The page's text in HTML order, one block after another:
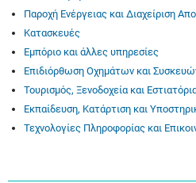
Παροχή Ενέργειας και Διαχείριση
Κατασκευές
Εμπόριο και άλλες υπηρεσίες
Επιδιόρθωση Οχημάτων και
Τουρισμός, Ξενοδοχεία και
Εκπαίδευση, Κατάρτιση και
Τεχνολογίες Πληροφορίας και